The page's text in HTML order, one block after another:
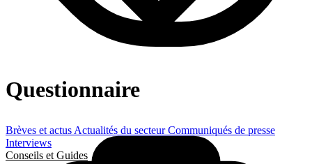
Brèves et actus Actualités du secteurCommuniqués de presse
Interviews
Conseils et Guides
Questionnaire